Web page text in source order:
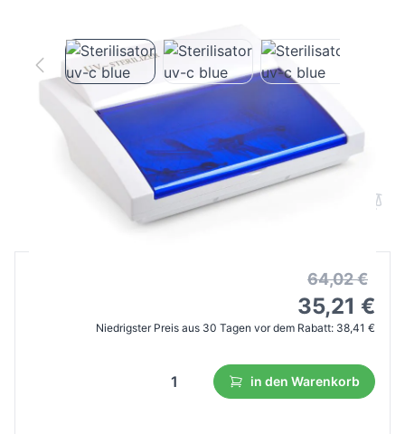
Sterilisator uv-c blue
64,02 €
35,21 €
Niedrigster Preis aus 30 Tagen vor dem Rabatt: 38,41 €
in den Warenkorb